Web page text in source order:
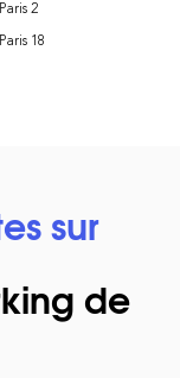
2
18
sur
de